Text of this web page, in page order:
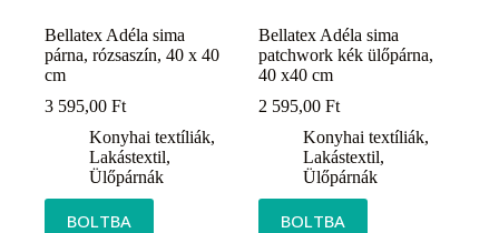
Bellatex Adéla sima
párna, rózsaszín, 40 x 40
cm
3 595,00 Ft
Konyhai textíliák,
Lakástextil,
Ülőpárnák
BOLTBA
Bellatex Adéla sima
patchwork kék ülőpárna,
40 x40 cm
2 595,00Ft
Konyhai textíliák,
Lakástextil,
Ülőpárnák
BOLTBA